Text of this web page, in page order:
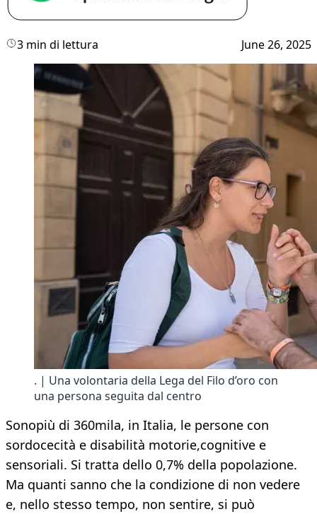
3 min di lettura June 26, 2025
. | Una volontaria della Lega del Filo d’oro con
una persona seguita dal centro
Sonopiù di 360mila, in Italia, le persone con
sordocecità e disabilità motorie,cognitive e
sensoriali. Si tratta dello 0,7% della popolazione.
Ma quanti sanno che la condizione di non vedere
e, nello stesso tempo, non sentire, si può